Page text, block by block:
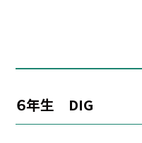
６年生 DIG